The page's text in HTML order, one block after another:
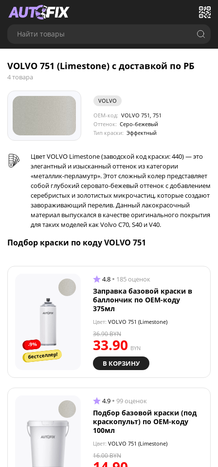
Найти товары
VOLVO 751 (Limestone) с доставкой по РБ
4 товара
VOLVO
OEM-код: VOLVO 751, 751
Оттенок: Серо-бежевый
Тип краски: Эффектный
Цвет VOLVO Limestone (заводской код краски: 440) — это
элегантный и изысканный оттенок из категории
«металлик-перламутр». Этот сложный колер представляет
собой глубокий серовато-бежевый оттенок с добавлением
серебристых и золотистых микрочастиц, которые создают
завораживающий перелив. Данный лакокрасочный
материал выпускался в качестве оригинального покрытия
для таких моделей как Volvo C70, S40 и V40.
Подбор краски по коду VOLVO 751
-9%
бестселлер!
4.8 185 оценок
Заправка базовой краски в
баллончик по OEM-коду
375мл
Цвет: VOLVO 751 (Limestone)
33.90 BYN
36.90BYN
В КОРЗИНУ
4.9 99 оценок
Подбор базовой краски (под
краскопульт) по OEM-коду
100мл
Цвет: VOLVO 751 (Limestone)
16.00BYN